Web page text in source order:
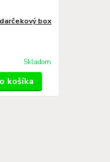
box
Skladom
košíka